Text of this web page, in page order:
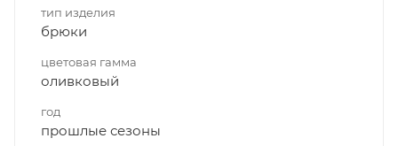
тип изделия
брюки
цветовая гамма
оливковый
год
прошлые сезоны